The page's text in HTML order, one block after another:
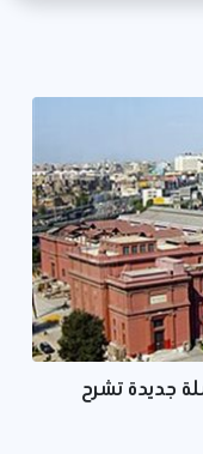
جديدة تشرح